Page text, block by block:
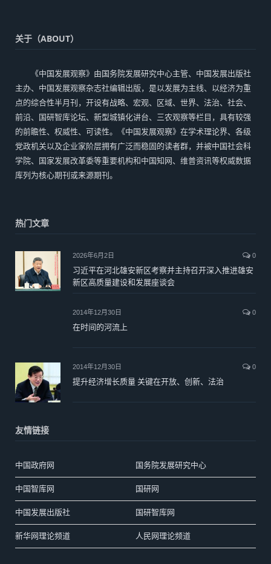
关于（ABOUT）
《中国发展观察》由国务院发展研究中心主管、中国发展出版社
主办、中国发展观察杂志社编辑出版，是以发展为主线、以经济为重
点的综合性半月刊，开设有战略、宏观、区域、世界、法治、社会、
前沿、国研智库论坛、新型城镇化讲台、三农观察等栏目，具有较强
的前瞻性、权威性、可读性。《中国发展观察》在学术理论界、各级
党政机关以及企业家阶层拥有广泛而稳固的读者群，并被中国社会科
学院、国家发展改革委等重要机构和中国知网、维普资讯等权威数据
库列为核心期刊或来源期刊。
热门文章
2026年6月2日 0
习近平在河北雄安新区考察并主持召开深入推进雄安
新区高质量建设和发展座谈会
2014年12月30日 0
在时间的河流上
2014年12月30日 0
提升经济增长质量 关键在开放、创新、法治
友情链接
中国政府网 国务院发展研究中心
中国智库网 国研网
中国发展出版社 国研智库网
新华网理论频道 人民网理论频道